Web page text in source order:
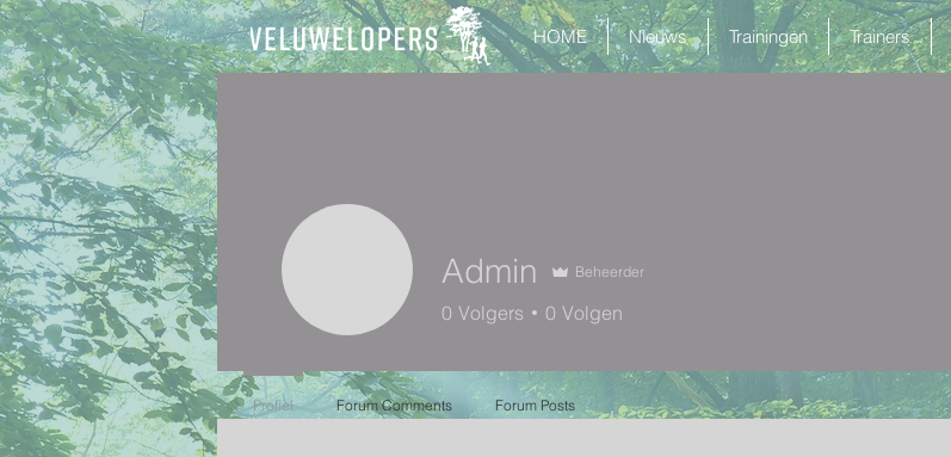
HOME Nieuws Trainingen Trainers
Admin Beheerder
0 Volgers 0 Volgen
Profiel Forum Comments Forum Posts